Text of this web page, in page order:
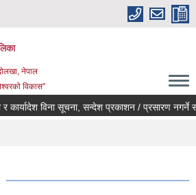
नेपाल
विकास"
विना सूचना, सन्देश प्रकाशन / प्रसारण नगर्ने